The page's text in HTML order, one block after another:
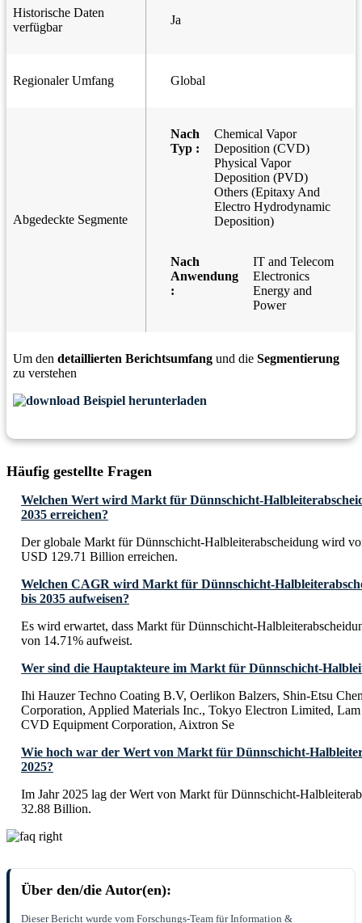
Historische Daten
verfügbar
Ja
Regionaler Umfang Global
Abgedeckte Segmente
Nach
Typ :
Chemical Vapor
Deposition (CVD)
Physical Vapor
Deposition (PVD)
Others (Epitaxy And
Electro Hydrodynamic
Deposition)
Nach
Anwendung
:
IT and Telecom
Electronics
Energy and
Power
Um den detaillierten Berichtsumfang und die Segmentierung
zu verstehen
Beispiel herunterladen
Häufig gestellte Fragen
Welchen Wert wird Markt für Dünnschicht-
2035 erreichen?
Der globale Markt für Dünnschicht-Halbleiterabscheidung wird
USD 129.71 Billion erreichen.
Welchen CAGR wird Markt für Dünnschicht-
bis 2035 aufweisen?
Es wird erwartet, dass Markt für Dünnschicht-
von 14.71% aufweist.
Wer sind die Hauptakteure im Markt für Dünnschicht-
Ihi Hauzer Techno Coating B.V, Oerlikon Balzers, Shin-Etsu
Corporation, Applied Materials Inc., Tokyo Electron Limited, Lam
CVD Equipment Corporation, Aixtron Se
Wie hoch war der Wert von Markt für Dünnschicht-
2025?
Im Jahr 2025 lag der Wert von Markt für Dünnschicht-
32.88 Billion.
Über den/die Autor(en):
Dieser Bericht wurde vom Forschungs-Team für Information &